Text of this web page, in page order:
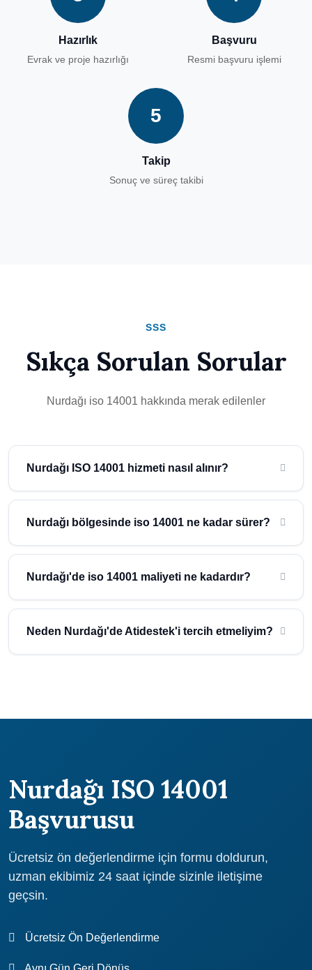
Hazırlık
Evrak ve proje hazırlığı
Başvuru
Resmi başvuru işlemi
5
Takip
Sonuç ve süreç takibi
SSS
Sıkça Sorulan Sorular
Nurdağı iso 14001 hakkında merak edilenler
Nurdağı ISO 14001 hizmeti nasıl alınır?
Nurdağı (Gaziantep) bölgesinde iso 14001 hizmeti almak için
Atidestek'e başvurmanız yeterlidir. Uzman ekibimiz ücretsiz ön
Nurdağı bölgesinde iso 14001 ne kadar sürer?
Nurdağı bölgesindeki işletmeler için iso 14001 süreci,
işletmenizin büyüklüğü ve ihtiyaçlarına göre değişmektedir.
hizmetimizden yararlanabilirsiniz.
Nurdağı'de iso 14001 maliyeti ne kadardır?
Nurdağı (Gaziantep) bölgesinde iso 14001 maliyeti işletmenizin
ölçeğine ve ihtiyaçlarına göre belirlenmektedir. Atidestek olarak
Neden Nurdağı'de Atidestek'i tercih etmeliyim?
Nurdağı ISO 14001
Başvurusu
Ücretsiz ön değerlendirme için formu doldurun,
uzman ekibimiz 24 saat içinde sizinle iletişime
geçsin.
Ücretsiz Ön Değerlendirme